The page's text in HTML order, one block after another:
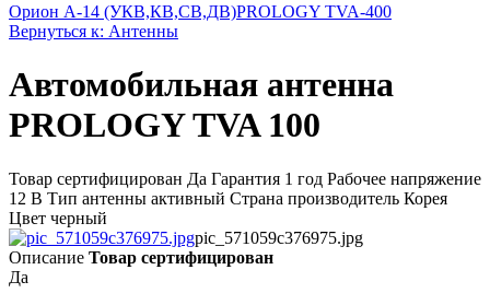
Орион А-14 (УКВ,КВ,СВ,ДВ)PROLOGY TVA-400
Вернуться к: Антенны
Автомобильная антенна
PROLOGY TVA 100
Товар сертифицирован Да Гарантия 1 год Рабочее напряжение
12 В Тип антенны активный Страна производитель Корея
Цвет черный
pic_571059c376975.jpg
Описание Товар сертифицирован
Да